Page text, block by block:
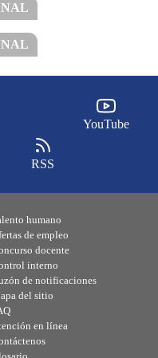
YouTube
RSS
humano
de empleo
docente
interno
de notificaciones
del sitio
en línea